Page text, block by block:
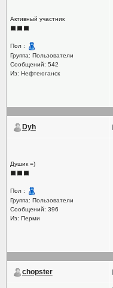
Активный участник
Пол :
Группа: Пользователи
Сообщений: 542
Из: Нефтеюганск
Dyh
Душик =)
Пол :
Группа: Пользователи
Сообщений: 396
Из: Перми
chopster